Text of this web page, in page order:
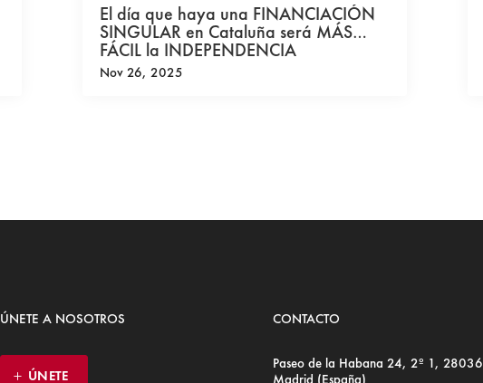
El día que haya una FINANCIACIÓN
SINGULAR en Cataluña será MÁS
FÁCIL la INDEPENDENCIA
Nov 26, 2025
ÚNETE A NOSOTROS
ÚNETE
CONTACTO
Paseo de la Habana 24, 2º 1, 28036